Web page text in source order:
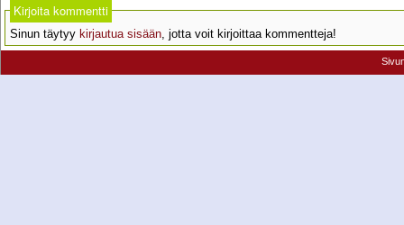
Kirjoita kommentti
Sinun täytyy kirjautua sisään, jotta voit kirjoittaa kommentteja!